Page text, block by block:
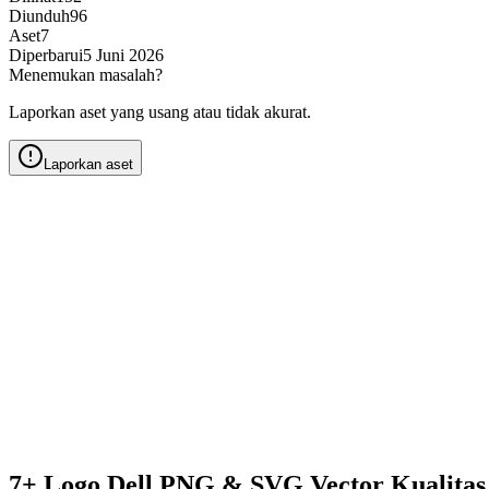
Diunduh96
Aset7
Diperbarui5 Juni 2026
Menemukan masalah?
Laporkan aset yang usang atau tidak akurat.
Laporkan aset